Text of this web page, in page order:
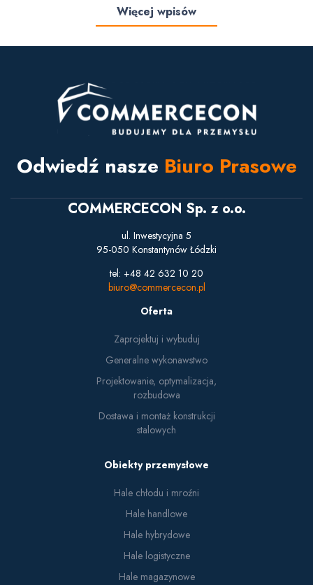
Więcej wpisów
Odwiedź nasze Biuro Prasowe
COMMERCECON Sp. z o.o.
ul. Inwestycyjna 5
95-050 Konstantynów Łódzki
tel: +48 42 632 10 20
biuro@commercecon.pl
Oferta
Zaprojektuj i wybuduj
Generalne wykonawstwo
Projektowanie, optymalizacja,
rozbudowa
Dostawa i montaż konstrukcji
stalowych
Obiekty przemysłowe
Hale chłodu i mroźni
Hale handlowe
Hale hybrydowe
Hale logistyczne
Hale magazynowe